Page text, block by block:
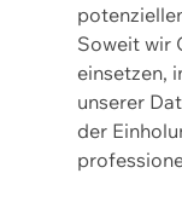
Soweit wir
einsetzen,
unserer
der